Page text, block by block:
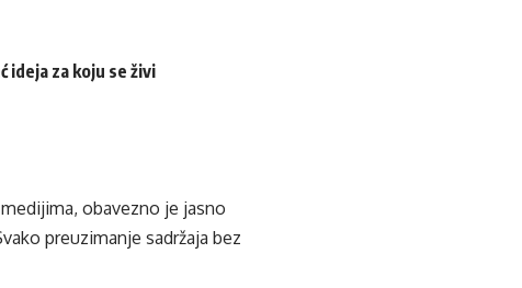
ideja za koju se živi
obavezno je jasno
preuzimanje sadržaja bez